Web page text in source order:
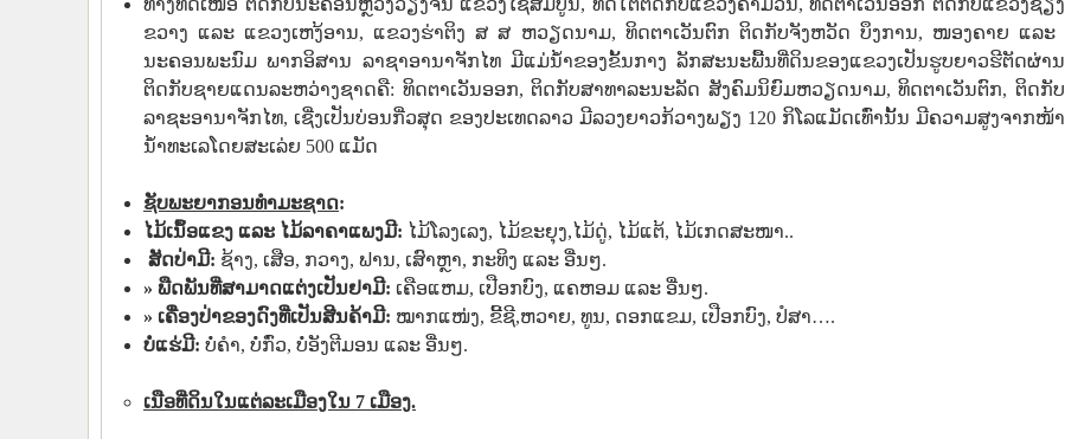
ທາງ​ທິດ​ເໜືອ ຕິດ​ກັບ​ນະຄອນຫຼວງວຽງຈັນ ແຂວງໄຊສົມບູນ, ທິດ​ໃຕ້​ຕິດ​ກັບ​ແຂວງ​ຄຳ​ມ່ວນ, ທິດຕາ​ເວັນ​ອອກ ຕິດກັບແຂວງ​ຊຽງ
ຂວາງ ແລະ ​ແຂວງ​ເຫ​ງ້ອານ, ​ແຂວງ​ຮ່າ​ຕິງ ​ສ ສ ​ຫວຽດນາມ, ທິດຕາເວັນ​ຕົກ ຕິດ​ກັບ​ຈັງຫວັດ ບຶງການ, ໜອງຄາຍ ​ແລະ ​
ນະຄອນ​ພະນົມ ພາກ​ອິສານ ລາຊາ​ອານາຈັກ​ໄທ ມີແມ່ນ້ຳຂອງຂັ້ນກາງ ລັກສະນະພື້ນທີ່ດິນຂອງແຂວງເປັນຮູບຍາວຮີຕັດຜ່ານ
ຕິດກັບຊາຍແດນລະຫວ່າງຊາດຄື: ທິດຕາເວັນອອກ, ຕິດກັບສາທາລະນະລັດ ສັງຄົມນິຍົມຫວຽດນາມ, ທິດຕາເວັນຕົກ, ຕິດກັບ
ລາຊະອານາຈັກໄທ, ເຊີ່ງເປັນບ່ອນກີ່ວສຸດ ຂອງປະເທດລາວ ມີລວງຍາວກ້ວາງພຽງ 120 ກິໂລແມັດເທົ່ານັ້ນ ມີຄວາມສູງຈາກໜ້າ
ນ້ຳທະເລໂດຍສະເລ່ຍ 500 ແມັດ
ຊັບພະຍາກອນ​ທຳ​ມະ​ຊາດ:
ໄມ້​ເນຶ້ອ​ແຂງ ​ແລະ ​ໄມ້​ລາຄາ​ແພງ​ມີ: ​ໄມ້​ໂລງ​ເລງ, ​ໄມ້​ຂະ​ຍຸງ,​ໄມ້ດູ່, ​ໄມ້​ແຕ້, ​ໄມ້​ເກດສະໜາ..
ສັດປ່າ​ມີ: ຊ້າງ, ​ເສືອ, ກວາງ, ຟານ, ​ເສົາຫຼາ, ກະທິງ ​ແລະ ອື່ນໆ.
» ພືດ​ພັນ​ທີ່​ສາມາດ​ແຕ່ງ​ເປັນ​ຢາມີ: ​ເຄືອ​ແຫມ, ​ເປືອກ​ບົງ, ​ແຄ​ຫອມ ​ແລະ ອື່ນໆ.
» ​ເຄື່ອງ​ປ່າ​ຂອງ​ດົງ​ທີ່​ເປັນ​ສີນ​ຄ້າ​ມີ: ໝາກ​ແໜ່ງ, ຂີ້ຊີ,ຫວາຍ, ທູນ, ດອກ​ແຂມ, ​ເປືອກ​ບົງ, ປໍ​ສາ….
ບໍ່​ແຮ່​ມີ: ບໍ່​ຄຳ, ບໍ່​ກົ່ວ, ບໍ່​ອັງ​ຕີ​ມອນ​ ແລະ ​ອື່ນໆ.
ເນືອ​ທີ່​ດິນ​ໃນ​ແຕ່ລະ​ເມືອງ​ໃນ 7 ​ເມືອງ.